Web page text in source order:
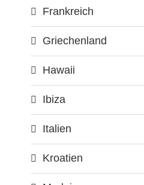
Frankreich
Griechenland
Hawaii
Ibiza
Italien
Kroatien